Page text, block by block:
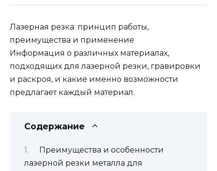
Лазерная резка: принцип работы,
преимущества и применение
Информация о различных материалах,
подходящих для лазерной резки, гравировки
и раскроя, и какие именно возможности
предлагает каждый материал.
Содержание
Преимущества и особенности
лазерной резки металла для